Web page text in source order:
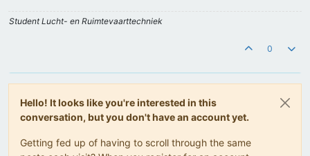
Student Lucht- en Ruimtevaarttechniek
0
Hello! It looks like you're interested in this
conversation, but you don't have an account yet.
Getting fed up of having to scroll through the same